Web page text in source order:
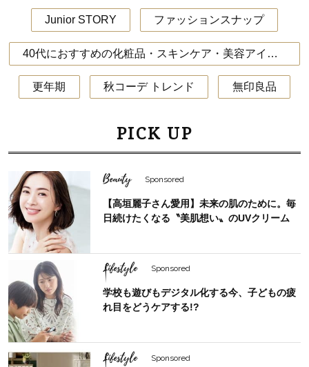
Junior STORY ファッションスナップ
40代におすすめの化粧品・スキンケア・美容アイテム
更年期 秋コーデ トレンド 無印良品
PICK UP
Beauty Sponsored
【高垣麗子さん愛用】未来の肌のために。毎
日続けたくなる〝美肌想い〟のUVクリーム
Lifestyle Sponsored
学校も遊びもデジタル化する今、子どもの疲
れ目をどうケアする!?
Lifestyle Sponsored